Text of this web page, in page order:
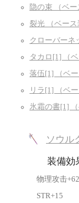
隐の束 （ベー
裂光 （ベース
クローバーネ
タカロ[1] （
落伍[1] （ベ
リラ[1] （ベ
氷霜の書[1]
ソウル
装備効
物理攻击
STR+15